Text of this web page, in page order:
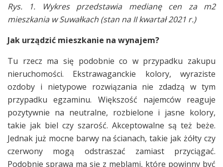
Rys. 1. Wykres przedstawia medianę cen za m2
mieszkania w Suwałkach (stan na II kwartał 2021 r.)
Jak urządzić mieszkanie na wynajem?
Tu rzecz ma się podobnie co w przypadku zakupu
nieruchomości. Ekstrawaganckie kolory, wyraziste
ozdoby i nietypowe rozwiązania nie zdadzą w tym
przypadku egzaminu. Większość najemców reaguje
pozytywnie na neutralne, rozbielone i jasne kolory,
takie jak biel czy szarość. Akceptowalne są też beże.
Jednak już mocne barwy na ścianach, takie jak żółty czy
czerwony mogą odstraszać zamiast przyciągać.
Podobnie sprawa ma się z meblami, które powinny być